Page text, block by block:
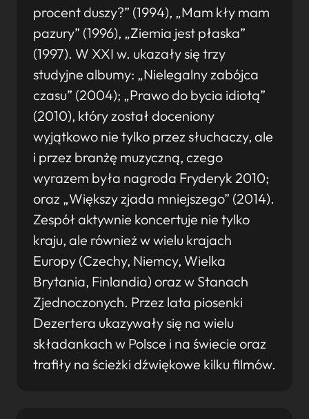
procent duszy?” (1994), „Mam kły mam
pazury” (1996), „Ziemia jest płaska”
(1997). W XXI w. ukazały się trzy
studyjne albumy: „Nielegalny zabójca
czasu” (2004); „Prawo do bycia idiotą”
(2010), który został doceniony
wyjątkowo nie tylko przez słuchaczy, ale
i przez branżę muzyczną, czego
wyrazem była nagroda Fryderyk 2010;
oraz „Większy zjada mniejszego” (2014).
Zespół aktywnie koncertuje nie tylko
kraju, ale również w wielu krajach
Europy (Czechy, Niemcy, Wielka
Brytania, Finlandia) oraz w Stanach
Zjednoczonych. Przez lata piosenki
Dezertera ukazywały się na wielu
składankach w Polsce i na świecie oraz
trafiły na ścieżki dźwiękowe kilku filmów.